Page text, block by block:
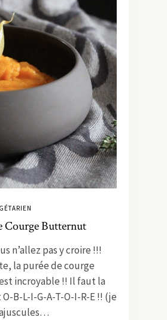
Courge Butternut
n’allez pas y croire !!!
la purée de courge
incroyable !! Il faut la
B-L-I-G-A-T-O-I-R-E !! (je